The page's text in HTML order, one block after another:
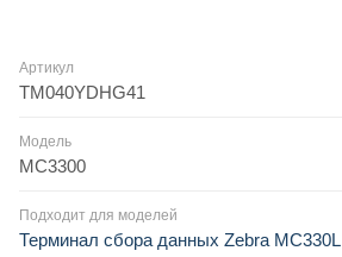
Артикул
TM040YDHG41
Модель
MC3300
Подходит для моделей
Терминал сбора данных Zebra MC330L